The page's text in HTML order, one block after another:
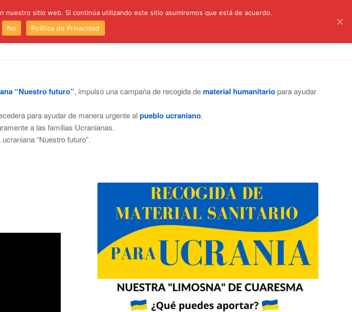
Centro Etapas Proyectos
“Nuestro futuro”, impulsó una campaña de recogida dematerial humanitariopara ayudar
para ayudar de manera urgente alpueblo ucraniano.
a las familias Ucranianas.
“Nuestro futuro”.
nuestro sitio web. Si continúa utilizando este sitio asumiremos que está de acuerdo.
No Política de Privacidad